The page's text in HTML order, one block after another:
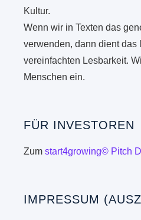
Kultur.
Wenn wir in Texten das
verwenden, dann dient das
vereinfachten Lesbarkeit.
Menschen ein.
FÜR INVESTOREN
Zumstart4growing© Pitch
IMPRESSUM